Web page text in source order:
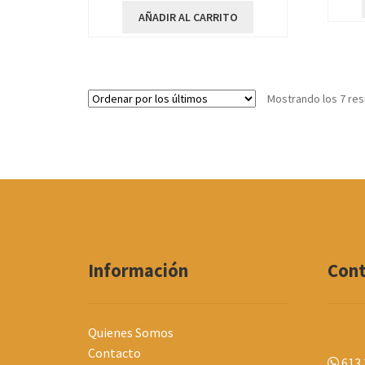
AÑADIR AL CARRITO
Mostrando los 7
Información
Quienes Somos
Contacto